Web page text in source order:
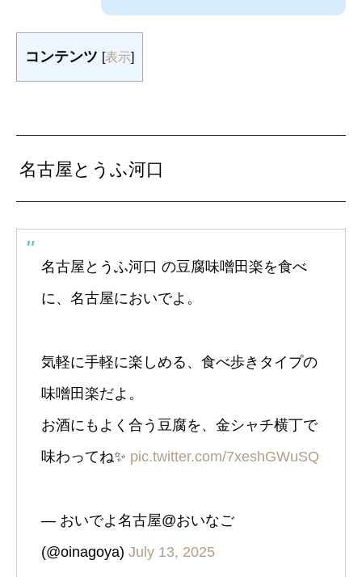
コンテンツ [表示]
名古屋とうふ河口
名古屋とうふ河口 の豆腐味噌田楽を食べ
に、名古屋においでよ。
気軽に手軽に楽しめる、食べ歩きタイプの
味噌田楽だよ。
お酒にもよく合う豆腐を、金シャチ横丁で
味わってね✨️ pic.twitter.com/7xeshGWuSQ
— おいでよ名古屋@おいなご
(@oinagoya) July 13, 2025